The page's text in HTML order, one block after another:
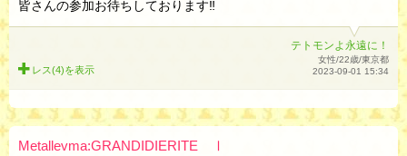
皆さんの参加お待ちしております‼︎
テトモンよ永遠に！
女性/22歳/東京都
2023-09-01 15:34
レス(4)を表示
Metallevma:GRANDIDIERITE Ⅰ